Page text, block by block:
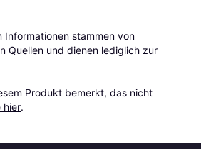
Informationen stammen von
Quellen und dienen lediglich zur
Produkt bemerkt, das nicht
hier.